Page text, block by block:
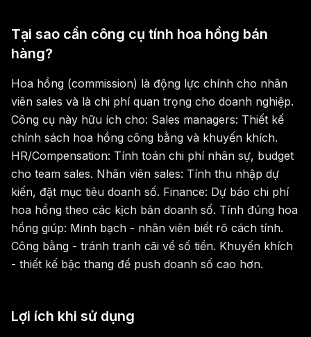
Tại sao cần công cụ tính hoa hồng bán
hàng?
Hoa hồng (commission) là động lực chính cho nhân
viên sales và là chi phí quan trọng cho doanh nghiệp.
Công cụ này hữu ích cho: Sales managers: Thiết kế
chính sách hoa hồng công bằng và khuyến khích.
HR/Compensation: Tính toán chi phí nhân sự, budget
cho team sales. Nhân viên sales: Tính thu nhập dự
kiến, đặt mục tiêu doanh số. Finance: Dự báo chi phí
hoa hồng theo các kịch bản doanh số. Tính đúng hoa
hồng giúp: Minh bạch - nhân viên biết rõ cách tính.
Công bằng - tránh tranh cãi về số tiền. Khuyến khích
- thiết kế bậc thang để push doanh số cao hơn.
Lợi ích khi sử dụng